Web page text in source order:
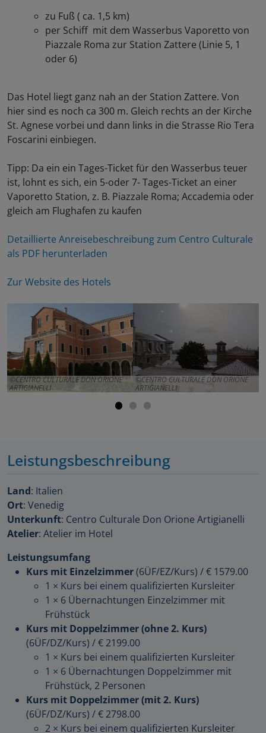
zu Fuß ( ca. 1,5 km)
per Schiff mit dem Wasserbus Vaporetto von
Piazzale Roma zur Station Zattere (Linie 5, 1
oder 6)
Das Hotel liegt ganz nah an der Station Zattere. Von
hier sind es noch ca 300 m. Gleich rechts an der Kirche
St. Agnese vorbei und dann links in die Strasse Rio Tera
Foscarini einbiegen.
Tipp: Da ein ein Tages-Ticket für den Wasserbus teuer
ist, lohnt es sich, ein 5-oder 7- Tages-Ticket an einer
Vaporetto Station, z. B. Piazzale Roma; Accademia oder
gleich am Flughafen zu kaufen
Detaillierte Anreisebeschreibung zum Centro Culturale
als PDF herunterladen
Zur Website des Hotels
CENTRO CULTURALE DON ORIONE
ARTIGIANELLI
CENTRO CULTURALE DON ORIONE
ARTIGIANELLI
Leistungsbeschreibung
Land: Italien
Ort: Venedig
Unterkunft: Centro Culturale Don Orione Artigianelli
Atelier: Atelier im Hotel
Leistungsumfang
Kurs mit Einzelzimmer(6ÜF/EZ/Kurs) /€ 1579.00
1 × Kurs bei einem qualifizierten Kursleiter
1 × 6 Übernachtungen Einzelzimmer mit
Frühstück
Kurs mit Doppelzimmer (ohne 2. Kurs)
(6ÜF/DZ/Kurs) /€ 2199.00
1 × Kurs bei einem qualifizierten Kursleiter
1 × 6 Übernachtungen Doppelzimmer mit
Frühstück, 2 Personen
Kurs mit Doppelzimmer (mit 2. Kurs)
(6ÜF/DZ/Kurs) /€ 2798.00
2 × Kurs bei einem qualifizierten Kursleiter